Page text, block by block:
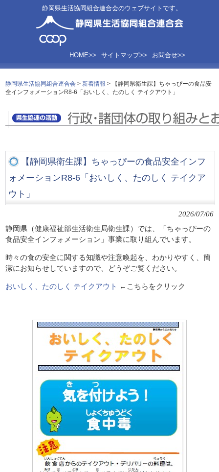
静岡県生活協同組合連合会のウェブサイトです。
お問合せ>>
サイトマップ>>
HOME>>
静岡県生活協同組合連合会 > 新着情報 >
【静岡県衛生課】ちゃっぴーの食品安
全インフォメーションR8-6「おいしく、たのしく テイクアウト」
【静岡県衛生課】ちゃっぴーの食品安全インフ
ォメーションR8-6「おいしく、たのしく テイクア
ウト」
2026/07/06
静岡県（健康福祉部生活衛生局衛生課）では、「ちゃっぴーの
食品安全インフォメーション」事業に取り組んでいます。
時々の食の安全に関する知識や注意喚起を、わかりやすく、簡
潔にお知らせしていますので、どうぞご覧ください。
おいしく、たのしく テイクアウト ←こちらをクリック